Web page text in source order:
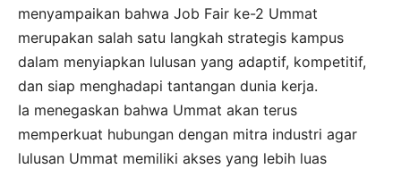
menyampaikan bahwa Job Fair ke-2 Ummat
merupakan salah satu langkah strategis kampus
dalam menyiapkan lulusan yang adaptif, kompetitif,
dan siap menghadapi tantangan dunia kerja.
Ia menegaskan bahwa Ummat akan terus
memperkuat hubungan dengan mitra industri agar
lulusan Ummat memiliki akses yang lebih luas